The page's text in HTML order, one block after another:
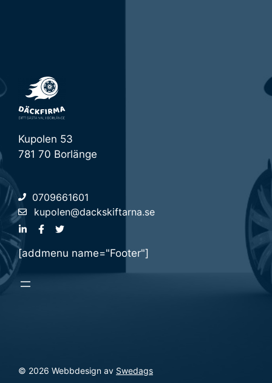
Kupolen 53
781 70 Borlänge
0709661601
kupolen@dackskiftarna.se
[addmenu name="Footer"]
© 2026 Webbdesign av Swedags